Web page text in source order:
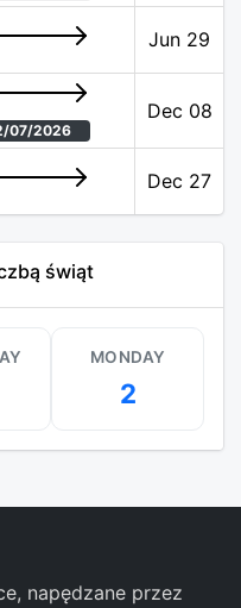
Jun 29
07/2026
Dec 08
Dec 27
świąt
MONDAY
2
napędzane przez